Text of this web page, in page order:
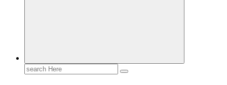
Search
for: